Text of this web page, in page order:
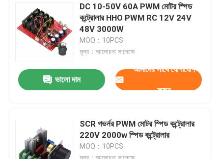
জমা দিন
DC 10-50V 60A PWM মোটর স্পিড
কন্ট্রোলার HHO PWM RC 12V 24V
48V 3000W
MOQ：10PCS
মূল্য：আলোচনা সাপেক্ষে
ভালো দাম
আমাদের সাথে যোগাযোগ
করুন
SCR গভর্নর PWM মোটর স্পিড কন্ট্রোলার
220V 2000w স্পিড কন্ট্রোলার
MOQ：10PCS
মূল্য：আলোচনা সাপেক্ষে